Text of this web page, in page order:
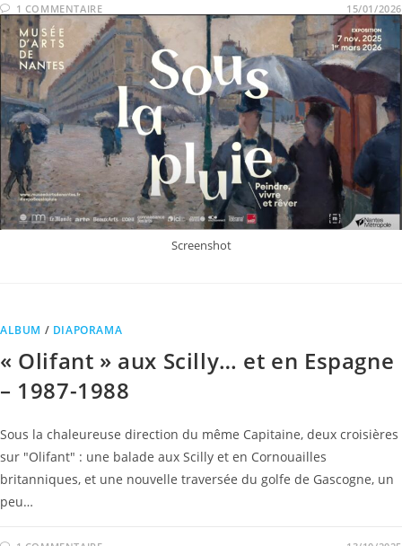
1 COMMENTAIRE 15/01/2026
Screenshot
ALBUM / DIAPORAMA
« Olifant » aux Scilly… et en Espagne
– 1987-1988
Sous la chaleureuse direction du même Capitaine, deux croisières
sur "Olifant" : une balade aux Scilly et en Cornouailles
britanniques, et une nouvelle traversée du golfe de Gascogne, un
peu…